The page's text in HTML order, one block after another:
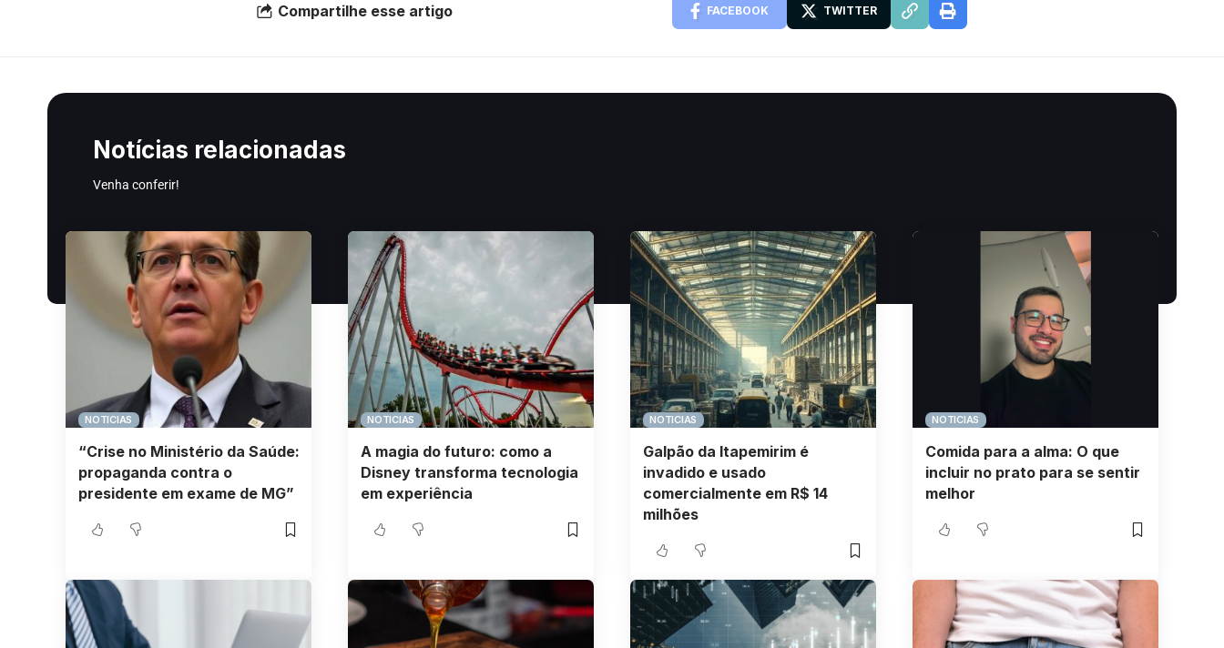
Compartilhe esse artigo FACEBOOK TWITTER
Notícias relacionadas
Venha conferir!
NOTICIAS
“Crise no Ministério da Saúde:
propaganda contra o
presidente em exame de MG”
NOTICIAS
A magia do futuro: como a
Disney transforma tecnologia
em experiência
NOTICIAS
Galpão da Itapemirim é
invadido e usado
comercialmente em R$ 14
milhões
NOTICIAS
Comida para a alma: O que
incluir no prato para se sentir
melhor